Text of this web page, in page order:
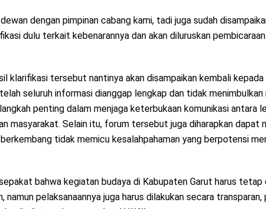
dengan pimpinan cabang kami, tadi juga sudah
dulu terkait kebenarannya dan akan diluruskan
klarifikasi tersebut nantinya akan disampaikan kembali
seluruh informasi dianggap lengkap dan tidak
penting dalam menjaga keterbukaan komunikasi antara
masyarakat. Selain itu, forum tersebut juga diharapkan dapat
tidak memicu kesalahpahaman yang berpotensi
bahwa kegiatan budaya di Kabupaten Garut harus tetap
namun pelaksanaannya juga harus dilakukan secara